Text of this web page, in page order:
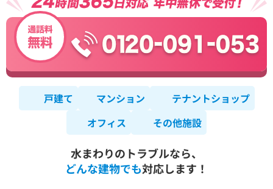
戸建て マンション
テナントショップ
オフィス
その他施設
水まわりのトラブルなら、
どんな建物でも対応します！